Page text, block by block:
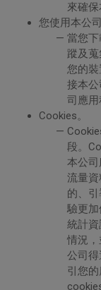
來確保
您使用本公
當您
蹤及
您的
接本
司應用
Cookies。
段。
本公
流量
的、
驗更
統計
情況
公司
引您